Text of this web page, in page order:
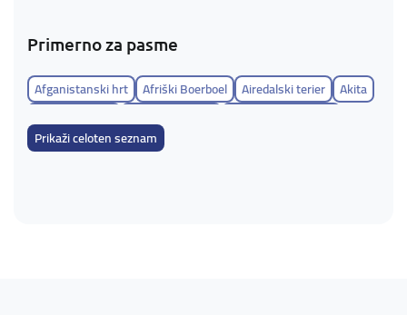
Primerno za pasme
Afganistanski hrt Afriški Boerboel Airedalski terier
Akita
Ameriška akita
Ameriški buldog
Prikaži celoten seznam